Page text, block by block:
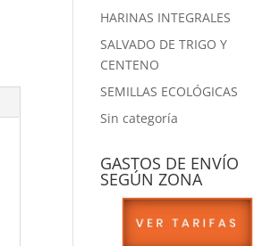
HARINAS INTEGRALES
SALVADO DE TRIGO Y
CENTENO
SEMILLAS ECOLÓGICAS
Sin categoría
GASTOS DE ENVÍO
SEGÚN ZONA